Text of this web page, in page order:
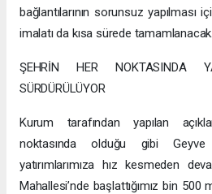
bağlantılarının sorunsuz yapılması
imalatı da kısa sürede tamamlanacak.
ŞEHRİN HER NOKTASINDA
SÜRDÜRÜLÜYOR
Kurum tarafından yapılan
noktasında olduğu gibi
yatırımlarımıza hız kesmeden
Mahallesi’nde başlattığımız bin 500